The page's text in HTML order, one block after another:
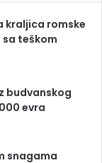
kraljica romske
sa teškom
budvanskog
evra
snagama